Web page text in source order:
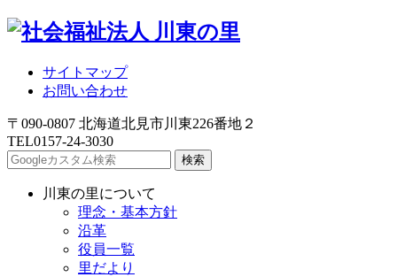
サイトマップ
お問い合わせ
〒090-0807 北海道北見市川東226番地２
TEL0157-24-3030
川東の里について
理念・基本方針
沿革
役員一覧
里だより